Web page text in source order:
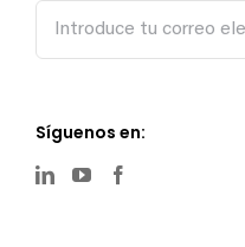
Síguenos en: